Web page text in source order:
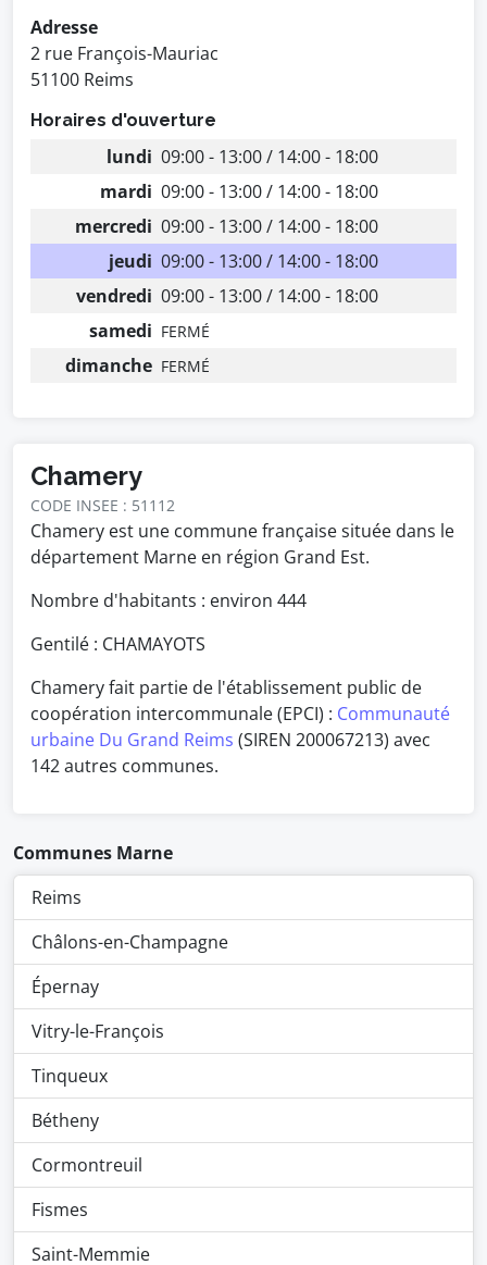
Adresse
2 rue François-Mauriac
51100 Reims
Horaires d'ouverture
lundi 09:00 - 13:00 / 14:00 - 18:00
mardi 09:00 - 13:00 / 14:00 - 18:00
mercredi 09:00 - 13:00 / 14:00 - 18:00
jeudi 09:00 - 13:00 / 14:00 - 18:00
vendredi 09:00 - 13:00 / 14:00 - 18:00
samedi FERMÉ
dimanche FERMÉ
Chamery
CODE INSEE : 51112
Chamery est une commune française située dans le
département Marne en région Grand Est.
Nombre d'habitants : environ 444
Gentilé : CHAMAYOTS
Chamery fait partie de l'établissement public de
coopération intercommunale (EPCI) : Communauté
urbaine Du Grand Reims (SIREN 200067213) avec
142 autres communes.
Communes Marne
Reims
Châlons-en-Champagne
Épernay
Vitry-le-François
Tinqueux
Bétheny
Cormontreuil
Fismes
Saint-Memmie